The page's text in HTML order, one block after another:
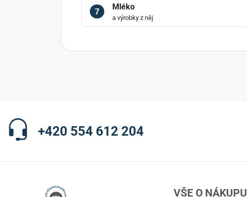
7
Mléko
a výrobky z něj
+420 554 612 204
VŠE O NÁKUPU